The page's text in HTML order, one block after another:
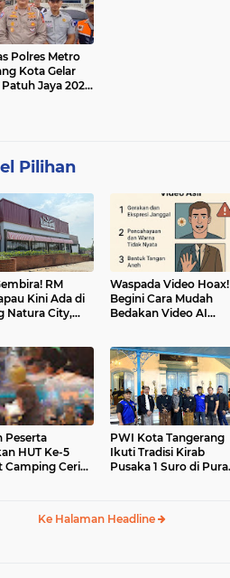
Polres Metro
Kota Gelar
Jaya 2025,
Pilihan
RM
Kini Ada di
Natura City,
Waspada Video Hoax!
Begini Cara Mudah
Bedakan Video AI
Peserta
HUT Ke-5
Camping Ceria,
PWI Kota Tangerang
Ikuti Tradisi Kirab
Pusaka 1 Suro di Pura
Ke Halaman Headline